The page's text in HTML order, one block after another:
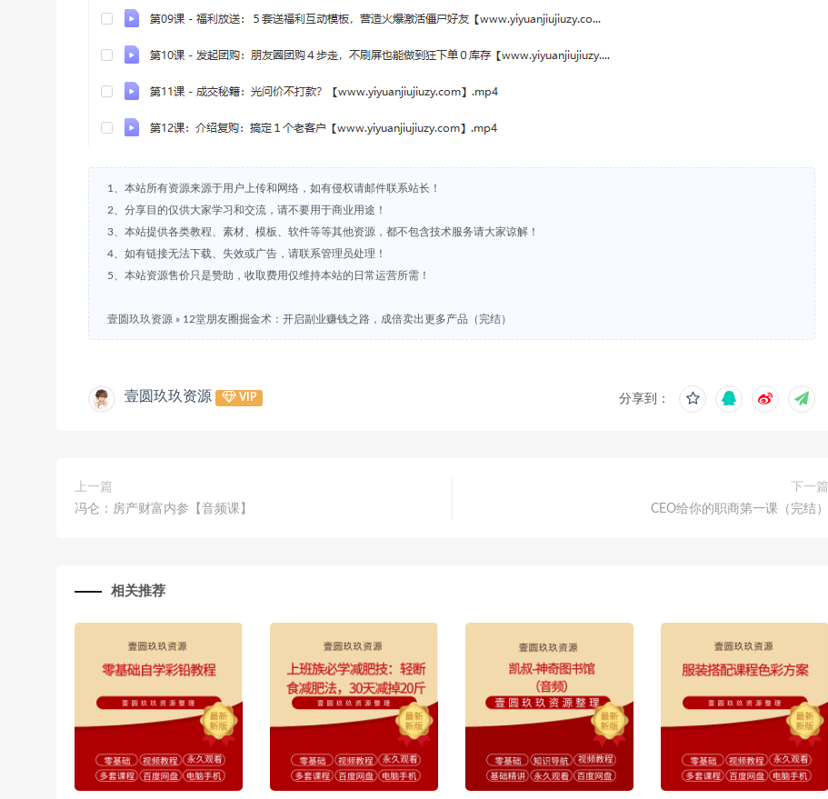
1、本站所有资源来源于用户上传和网络，如有侵权请邮件联系站长！
2、分享目的仅供大家学习和交流，请不要用于商业用途！
3、本站提供各类教程、素材、模板、软件等等其他资源，都不包含技术服务请大家谅解！
4、如有链接无法下载、失效或广告，请联系管理员处理！
5、本站资源售价只是赞助，收取费用仅维持本站的日常运营所需！
壹圆玖玖资源 » 12堂朋友圈掘金术：开启副业赚钱之路，成倍卖出更多产品（完结）
壹圆玖玖资源 VIP 分享到：
上一篇
冯仑：房产财富内参【音频课】
下一篇
CEO给你的职商第一课（完结）
相关推荐